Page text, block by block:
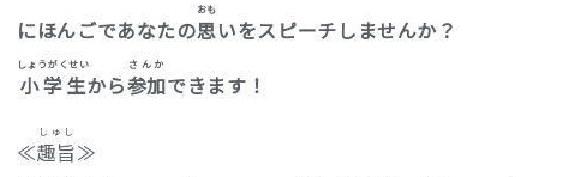
にほんごであなたの思
おも
いをスピーチしませんか？
小学生
しょうがくせい
から参加
さんか
できます！
≪趣旨
しゅし
≫